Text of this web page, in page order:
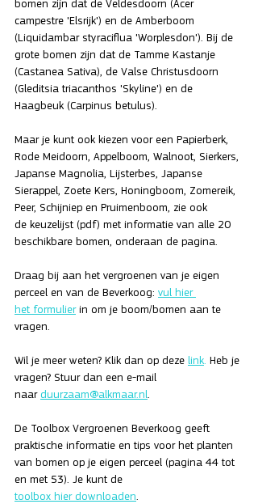
bomen zijn dat de Veldesdoorn (Acer
campestre 'Elsrijk') en de Amberboom
(Liquidambar styraciflua 'Worplesdon'). Bij de
grote bomen zijn dat de Tamme Kastanje
(Castanea Sativa), de Valse Christusdoorn
(Gleditsia triacanthos 'Skyline') en de
Haagbeuk (Carpinus betulus).
Maar je kunt ook kiezen voor een Papierberk,
Rode Meidoorn, Appelboom, Walnoot, Sierkers,
Japanse Magnolia, Lijsterbes, Japanse
Sierappel, Zoete Kers, Honingboom, Zomereik,
Peer, Schijniep en Pruimenboom, zie ook
de keuzelijst (pdf) met informatie van alle 20
beschikbare bomen, onderaan de pagina.
Draag bij aan het vergroenen van je eigen
perceel en van de Beverkoog: vul hier
het formulier in om je boom/bomen aan te
vragen.
Wil je meer weten? Klik dan op deze link. Heb je
vragen? Stuur dan een e-mail
naar duurzaam@alkmaar.nl.
De Toolbox Vergroenen Beverkoog geeft
praktische informatie en tips voor het planten
van bomen op je eigen perceel (pagina 44 tot
en met 53). Je kunt de
toolbox hier downloaden.